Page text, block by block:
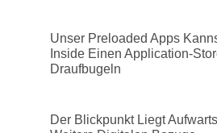
Unser Preloaded Apps
Inside Einen Application-
Draufbugeln
Der Blickpunkt Liegt